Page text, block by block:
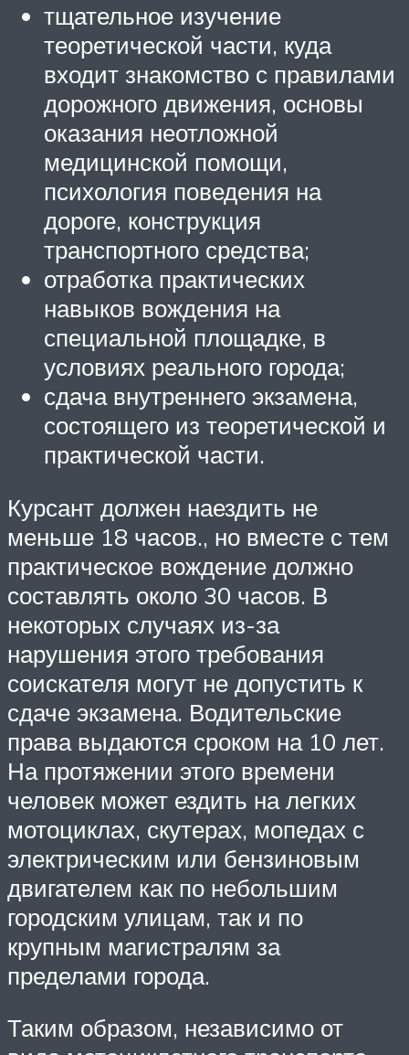
тщательное изучение
теоретической части, куда
входит знакомство с правилами
дорожного движения, основы
оказания неотложной
медицинской помощи,
психология поведения на
дороге, конструкция
транспортного средства;
отработка практических
навыков вождения на
специальной площадке, в
условиях реального города;
сдача внутреннего экзамена,
состоящего из теоретической и
практической части.
Курсант должен наездить не
меньше 18 часов., но вместе с тем
практическое вождение должно
составлять около 30 часов. В
некоторых случаях из-за
нарушения этого требования
соискателя могут не допустить к
сдаче экзамена. Водительские
права выдаются сроком на 10 лет.
На протяжении этого времени
человек может ездить на легких
мотоциклах, скутерах, мопедах с
электрическим или бензиновым
двигателем как по небольшим
городским улицам, так и по
крупным магистралям за
пределами города.
Таким образом, независимо от